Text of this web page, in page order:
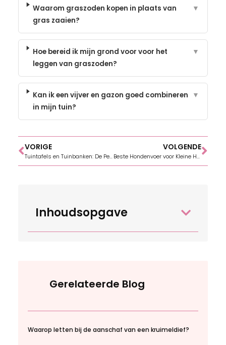
Waarom graszoden kopen in plaats van
gras zaaien?
▼
Hoe bereid ik mijn grond voor voor het
leggen van graszoden?
▼
Kan ik een vijver en gazon goed combineren
in mijn tuin?
▼
VORIGE
Tuintafels en Tuinbanken: De Perfecte Combinatie voor Jouw Buitenruimte
VOLGENDE
Beste Hondenvoer voor Kleine Honden & Graanvrij Hondenvoer: Wat is het Beste voor Jouw Viervoeter?
Inhoudsopgave
Gerelateerde Blog
Waarop letten bij de aanschaf van een kruimeldief?